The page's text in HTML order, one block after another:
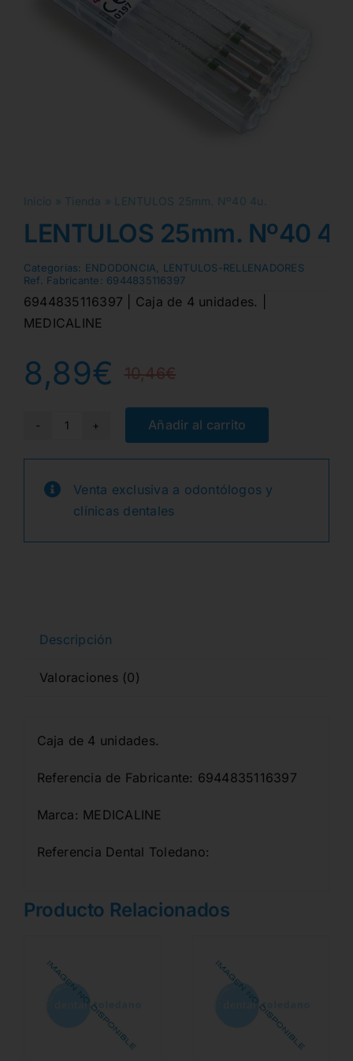
Inicio » Tienda » LENTULOS 25mm. Nº40 4u.
LENTULOS 25mm. Nº40
Categorias: ENDODONCIA
LENTULOS-RELLENADORES
Ref. Fabricante: 6944835116397
6944835116397 | Caja de 4 unidades. |
MEDICALINE
10,46€El
precio
original
era:
10,46€.
8,89€
El
precio
actual
es:
8,89€.
LENTULOS
25mm.
4u.
cantidad
Añadir al carrito
Venta exclusiva a odontólogos y
clínicas dentales
Descripción
Valoraciones (0)
Caja de 4 unidades.
Referencia de Fabricante: 6944835116397
Marca: MEDICALINE
Referencia Dental Toledano:
Producto Relacionados